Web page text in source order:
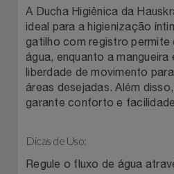
Páscoa
Perfumaria
Perfume
Ponto Frio
Portal Das Malas
A Ducha Higiênica da
ideal para a higienização
gatilho com registro
água, enquanto a
liberdade de movimento
áreas desejadas. Além
garante conforto e
Dicas de Uso:
Regule o fluxo de água